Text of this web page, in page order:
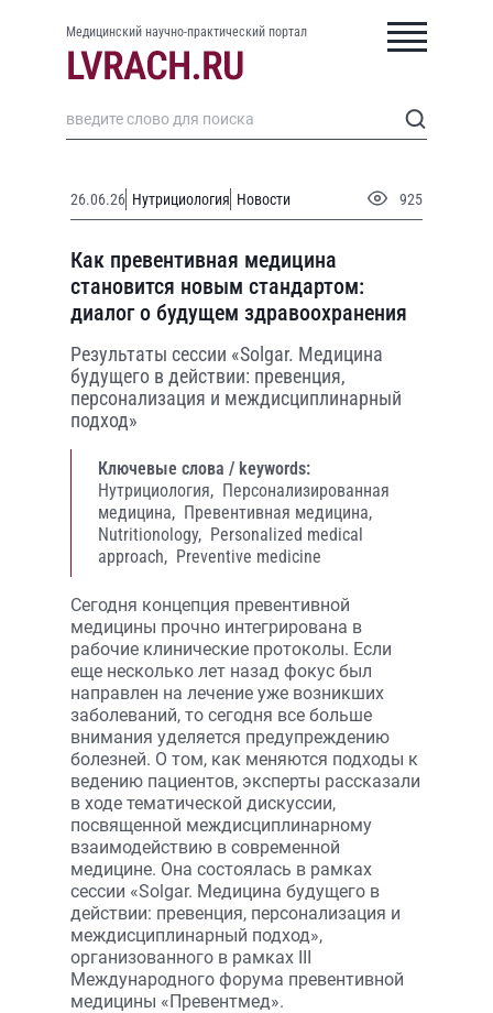
Медицинский научно-практический портал
26.06.26 Нутрициология Новости 925
Как превентивная медицина
становится новым стандартом:
диалог о будущем здравоохранения
Результаты сессии «Solgar. Медицина
будущего в действии: превенция,
персонализация и междисциплинарный
подход»
Ключевые слова / keywords:
Нутрициология, Персонализированная
медицина, Превентивная медицина,
Nutritionology, Personalized medical
approach, Preventive medicine
Сегодня концепция превентивной
медицины прочно интегрирована в
рабочие клинические протоколы. Если
еще несколько лет назад фокус был
направлен на лечение уже возникших
заболеваний, то сегодня все больше
внимания уделяется предупреждению
болезней. О том, как меняются подходы к
ведению пациентов, эксперты рассказали
в ходе тематической дискуссии,
посвященной междисциплинарному
взаимодействию в современной
медицине. Она состоялась в рамках
сессии «Solgar. Медицина будущего в
действии: превенция, персонализация и
междисциплинарный подход»,
организованного в рамках III
Международного форума превентивной
медицины «Превентмед».